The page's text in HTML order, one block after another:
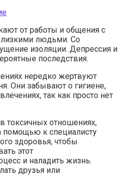
от работы и общения с
людьми. Со
изоляции. Депрессия и
последствия.
нередко жертвуют
Они забывают о гигиене,
так как просто нет
токсичных отношениях,
помощью к специалисту
здоровья, чтобы
этот
и наладить жизнь.
друзья или